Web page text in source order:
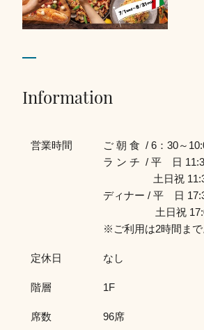
Information
営業時間
ご 朝 食 / 6：30～
ラ ン チ / 平 日
土日祝 11:30～
ディナー / 平 日
土日祝 17:00～
※ご利用は2時間まで
定休日 なし
階層 1F
席数 96席